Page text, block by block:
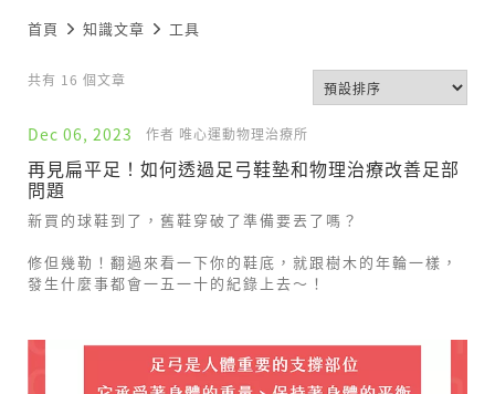
首頁 知識文章 工具
共有 16 個文章
Dec 06, 2023 作者 唯心運動物理治療所
再見扁平足！如何透過足弓鞋墊和物理治療改善足部
問題
新買的球鞋到了，舊鞋穿破了準備要丟了嗎？
修但幾勒！翻過來看一下你的鞋底，就跟樹木的年輪一樣，
發生什麼事都會一五一十的紀錄上去～！